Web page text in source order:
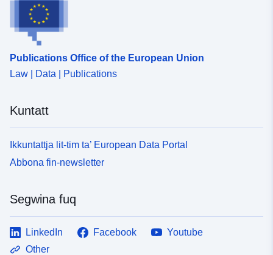
Publications Office of the European Union
Law | Data | Publications
Kuntatt
Ikkuntattja lit-tim ta’ European Data Portal
Abbona fin-newsletter
Segwina fuq
LinkedIn Facebook
Youtube
Other